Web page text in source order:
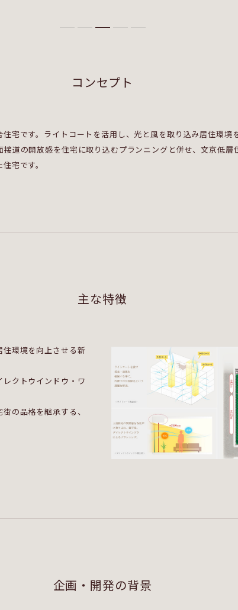
コンセプト
宅です。ライトコートを活用し、光と風を取り込み居住環境
道の開放感を住宅に取り込むプランニングと併せ、文京低層
宅です。
主な特徴
環境を向上させる新
クトウインドウ・ワ
の品格を継承する、
企画・開発の背景